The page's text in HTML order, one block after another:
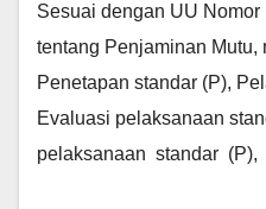
Sesuai dengan UU Nomor
tentang Penjaminan
Penetapan standar (P),
Evaluasi pelaksanaan
pelaksanaan standar